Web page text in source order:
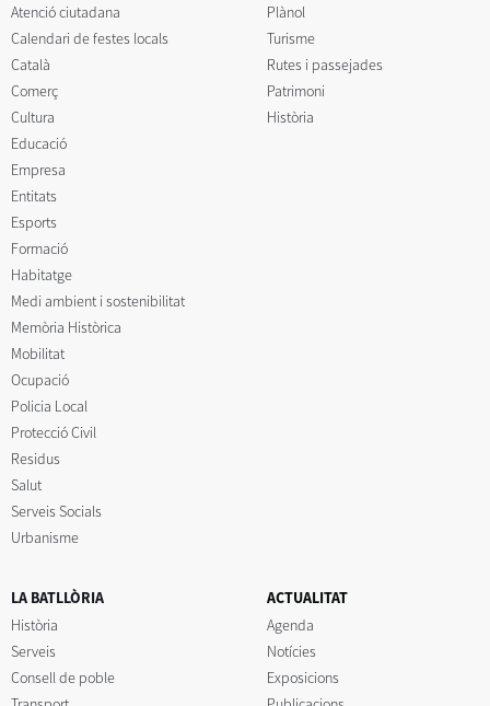
Atenció ciutadana
Calendari de festes locals
Català
Comerç
Cultura
Educació
Empresa
Entitats
Esports
Formació
Habitatge
Medi ambient i sostenibilitat
Memòria Històrica
Mobilitat
Ocupació
Policia Local
Protecció Civil
Residus
Salut
Serveis Socials
Urbanisme
Plànol
Turisme
Rutes i passejades
Patrimoni
Història
LA BATLLÒRIA
Història
Serveis
Consell de poble
ACTUALITAT
Agenda
Notícies
Exposicions